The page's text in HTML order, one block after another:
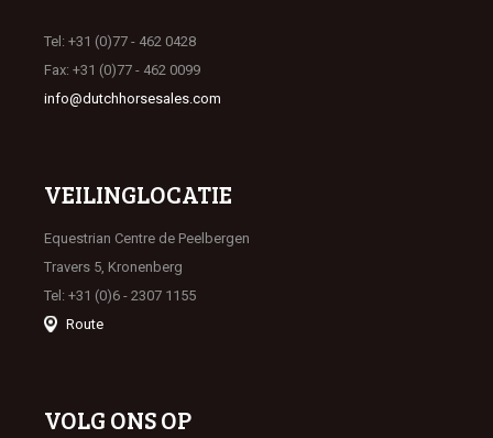
Tel: +31 (0)77 - 462 0428
Fax: +31 (0)77 - 462 0099
info@dutchhorsesales.com
VEILINGLOCATIE
Equestrian Centre de Peelbergen
Travers 5, Kronenberg
Tel: +31 (0)6 - 2307 1155
Route
VOLG ONS OP